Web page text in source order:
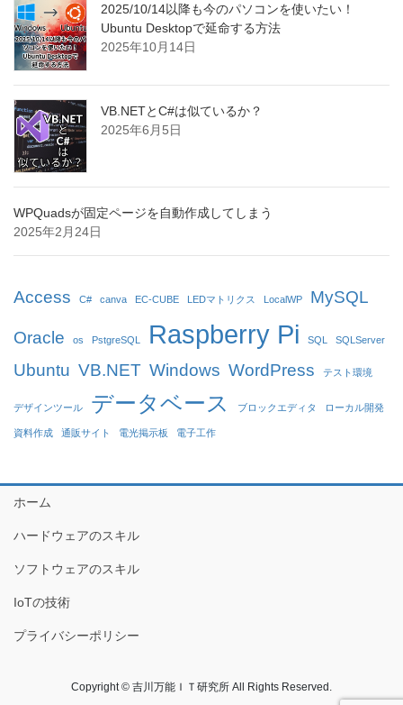
2025/10/14以降も今のパソコンを使いたい！
Ubuntu Desktopで延命する方法
2025年10月14日
VB.NETとC#は似ているか？
2025年6月5日
WPQuadsが固定ページを自動作成してしまう
2025年2月24日
Access C# canva EC-CUBE LEDマトリクス LocalWP MySQL
Oracle os PstgreSQL Raspberry Pi SQL SQLServer
Ubuntu VB.NET Windows WordPress テスト環境
デザインツール データベース ブロックエディタ ローカル開発
資料作成 通販サイト 電光掲示板 電子工作
ホーム
ハードウェアのスキル
ソフトウェアのスキル
IoTの技術
プライバシーポリシー
Copyright © 吉川万能ＩＴ研究所 All Rights Reserved.